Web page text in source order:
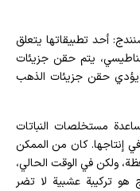
أحد تطبيقاتها يتعلق
يتم حقن جزيئات
يؤدي حقن جزيئات الذهب
مستخلصات النباتات
في إنتاجها. كان من الممكن
ولكن في الوقت الحالي،
هو تركيبة عشبية لا تضر